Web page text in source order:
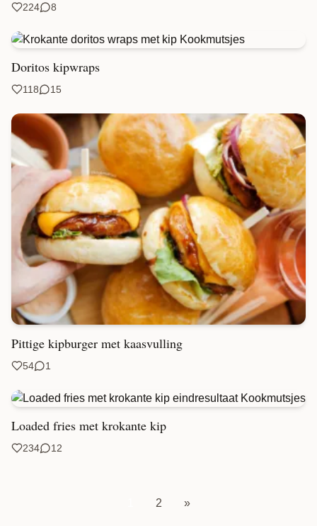
224 8
Doritos kipwraps
118 15
Pittige kipburger met kaasvulling
54 1
Loaded fries met krokante kip
234 12
2 »